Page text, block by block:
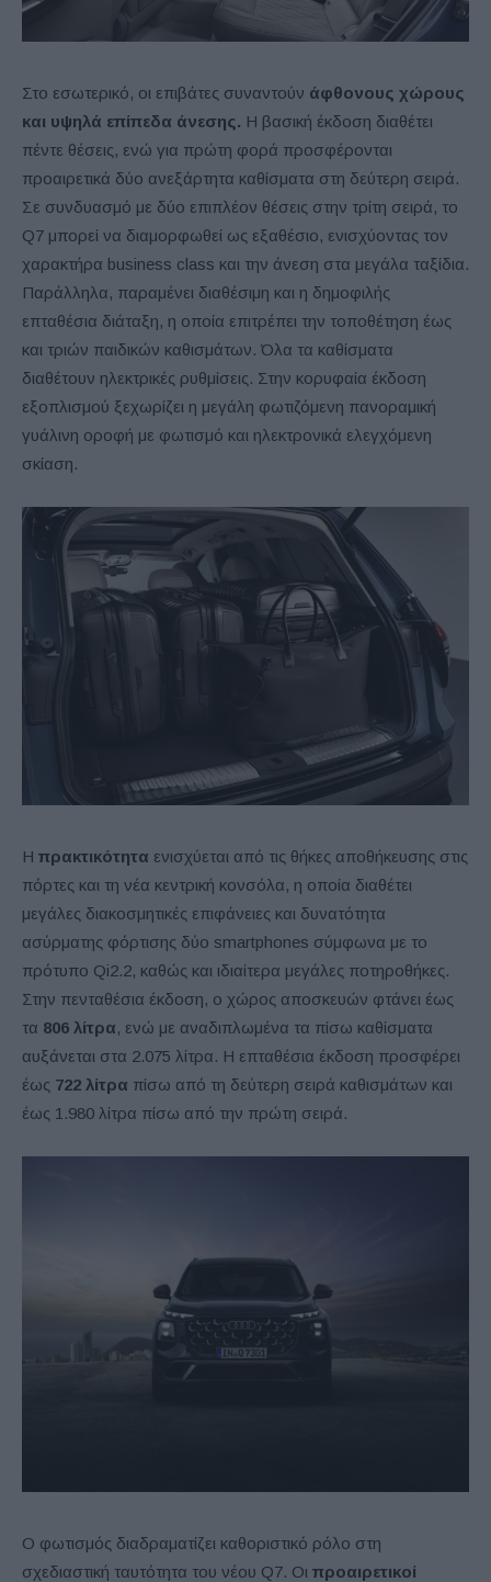
Στο εσωτερικό, οι επιβάτες συναντούν άφθονους χώρους
και υψηλά επίπεδα άνεσης. Η βασική έκδοση διαθέτει
πέντε θέσεις, ενώ για πρώτη φορά προσφέρονται
προαιρετικά δύο ανεξάρτητα καθίσματα στη δεύτερη σειρά.
Σε συνδυασμό με δύο επιπλέον θέσεις στην τρίτη σειρά, το
Q7 μπορεί να διαμορφωθεί ως εξαθέσιο, ενισχύοντας τον
χαρακτήρα business class και την άνεση στα μεγάλα ταξίδια.
Παράλληλα, παραμένει διαθέσιμη και η δημοφιλής
επταθέσια διάταξη, η οποία επιτρέπει την τοποθέτηση έως
και τριών παιδικών καθισμάτων. Όλα τα καθίσματα
διαθέτουν ηλεκτρικές ρυθμίσεις. Στην κορυφαία έκδοση
εξοπλισμού ξεχωρίζει η μεγάλη φωτιζόμενη πανοραμική
γυάλινη οροφή με φωτισμό και ηλεκτρονικά ελεγχόμενη
σκίαση.
Η πρακτικότητα ενισχύεται από τις θήκες αποθήκευσης στις
πόρτες και τη νέα κεντρική κονσόλα, η οποία διαθέτει
μεγάλες διακοσμητικές επιφάνειες και δυνατότητα
ασύρματης φόρτισης δύο smartphones σύμφωνα με το
πρότυπο Qi2.2, καθώς και ιδιαίτερα μεγάλες ποτηροθήκες.
Στην πενταθέσια έκδοση, ο χώρος αποσκευών φτάνει έως
τα 806 λίτρα, ενώ με αναδιπλωμένα τα πίσω καθίσματα
αυξάνεται στα 2.075 λίτρα. Η επταθέσια έκδοση προσφέρει
έως 722 λίτρα πίσω από τη δεύτερη σειρά καθισμάτων και
έως 1.980 λίτρα πίσω από την πρώτη σειρά.
Ο φωτισμός διαδραματίζει καθοριστικό ρόλο στη
σχεδιαστική ταυτότητα του νέου Q7. Οι προαιρετικοί